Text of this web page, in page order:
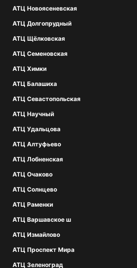
АТЦ Новоясеневская
АТЦ Долгопрудный
АТЦ Щёлковская
АТЦ Семеновская
АТЦ Химки
АТЦ Балашиха
АТЦ Севастопольская
АТЦ Научный
АТЦ Удальцова
АТЦ Алтуфьево
АТЦ Лобненская
АТЦ Очаково
АТЦ Солнцево
АТЦ Раменки
АТЦ Варшавское ш
АТЦ Измайлово
АТЦ Проспект Мира
АТЦ Зеленоград